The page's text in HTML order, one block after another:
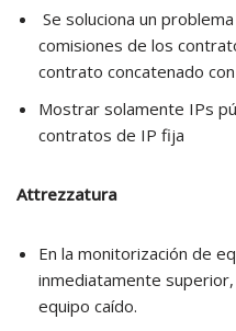
Se soluciona un
comisiones de los
contrato concatenado
Mostrar solamente IPs
contratos de IP fija
Attrezzatura
En la monitorización de
inmediatamente
equipo caído.